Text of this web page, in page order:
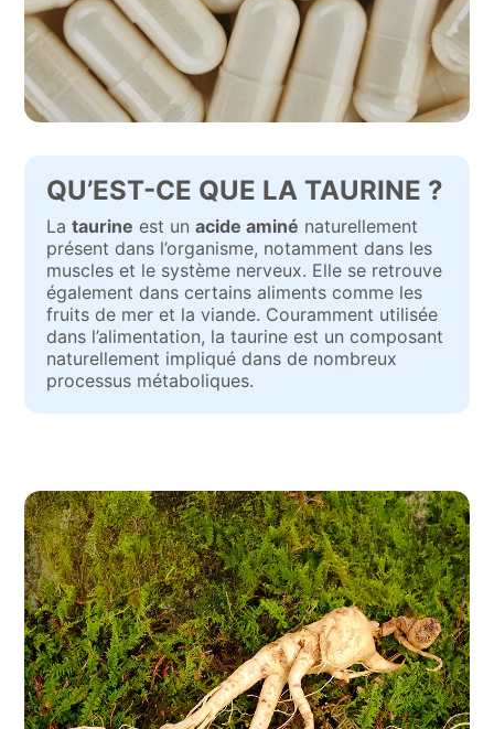
QU’EST-CE QUE LA TAURINE ?
Lataurine est unacide aminé naturellement
présent dans l’organisme, notamment dans les
muscles et le système nerveux. Elle se retrouve
également dans certains aliments comme les
fruits de mer et la viande. Couramment utilisée
dans l’alimentation, la taurine est un composant
naturellement impliqué dans de nombreux
processus métaboliques.